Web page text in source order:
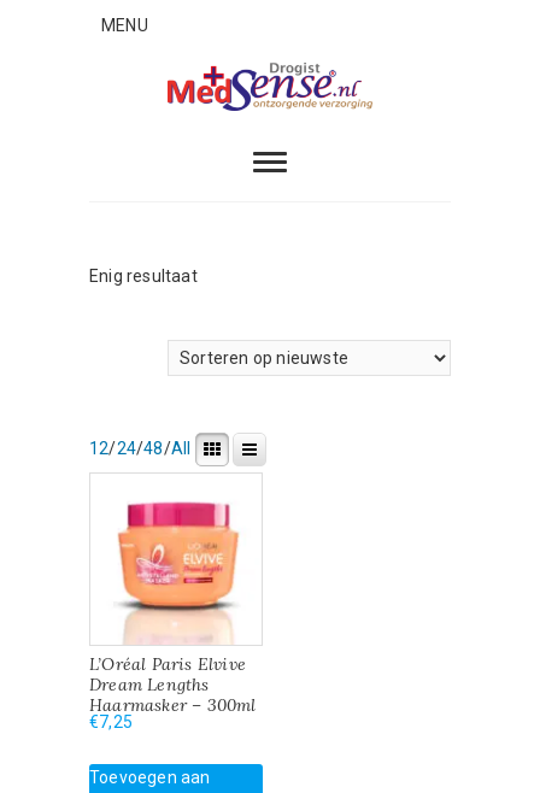
MENU
Enig resultaat
12/24/48/All
L’Oréal Paris Elvive
Dream Lengths
Haarmasker – 300ml
€7,25
Toevoegen aan